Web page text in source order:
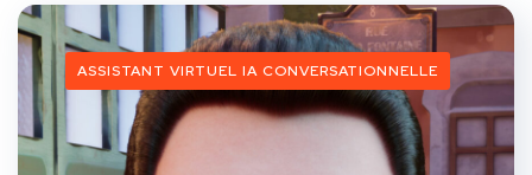
ASSISTANT VIRTUEL IA CONVERSATIONNELLE